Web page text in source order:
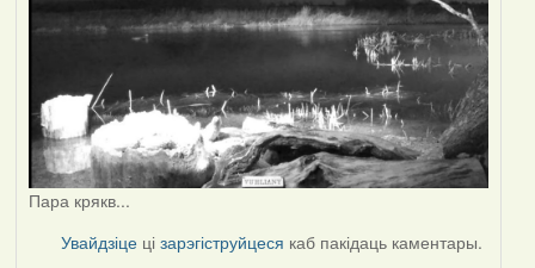
Пара крякв...
Увайдзіце цізарэгіструйцеся каб пакідаць каментары.